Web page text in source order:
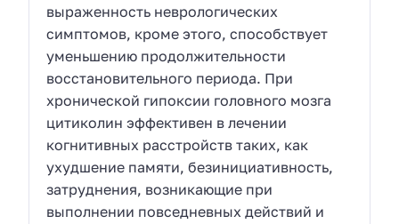
выраженность неврологических
симптомов, кроме этого, способствует
уменьшению продолжительности
восстановительного периода. При
хронической гипоксии головного мозга
цитиколин эффективен в лечении
когнитивных расстройств таких, как
ухудшение памяти, безинициативность,
затруднения, возникающие при
выполнении повседневных действий и